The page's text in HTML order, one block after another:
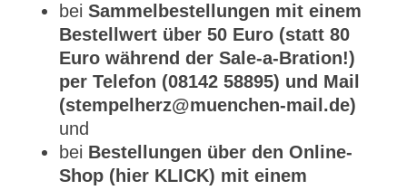
bei Sammelbestellungen mit einem
Bestellwert über 50 Euro (statt 80
Euro während der Sale-a-Bration!)
per Telefon (08142 58895) und Mail
(stempelherz@muenchen-mail.de)
und
bei Bestellungen über den Online-
Shop (hier KLICK) mit einem